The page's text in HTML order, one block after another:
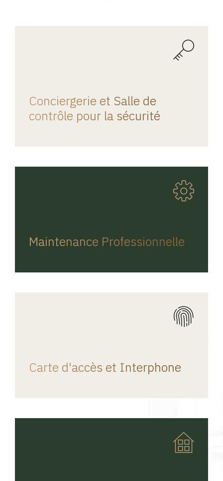
Conciergerie et Salle de
contrôle pour la sécurité
Maintenance Professionnelle
Carte d'accès et Interphone